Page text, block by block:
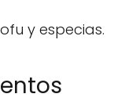
y especias.